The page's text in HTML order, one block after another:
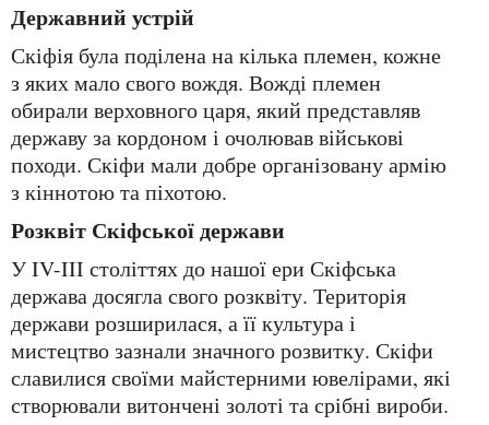
Державний устрій
Скіфія була поділена на кілька племен, кожне
з яких мало свого вождя. Вожді племен
обирали верховного царя, який представляв
державу за кордоном і очолював військові
походи. Скіфи мали добре організовану армію
з кіннотою та піхотою.
Розквіт Скіфської держави
У IV-III століттях до нашої ери Скіфська
держава досягла свого розквіту. Територія
держави розширилася, а її культура і
мистецтво зазнали значного розвитку. Скіфи
славилися своїми майстерними ювелірами, які
створювали витончені золоті та срібні вироби.